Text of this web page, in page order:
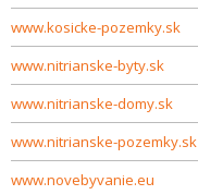
www.kosicke-pozemky.sk
www.nitrianske-byty.sk
www.nitrianske-domy.sk
www.nitrianske-pozemky.sk
www.novebyvanie.eu